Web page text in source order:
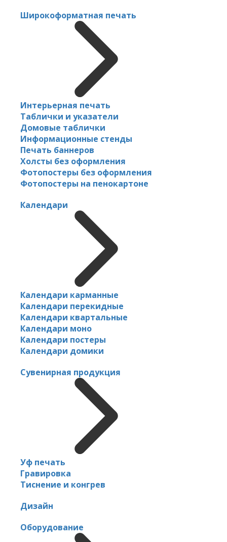
Широкоформатная печать
Интерьерная печать
Таблички и указатели
Домовые таблички
Информационные стенды
Печать баннеров
Холсты без оформления
Фотопостеры без оформления
Фотопостеры на пенокартоне
Календари
Календари карманные
Календари перекидные
Календари квартальные
Календари моно
Календари постеры
Календари домики
Сувенирная продукция
Уф печать
Гравировка
Тиснение и конгрев
Дизайн
Оборудование